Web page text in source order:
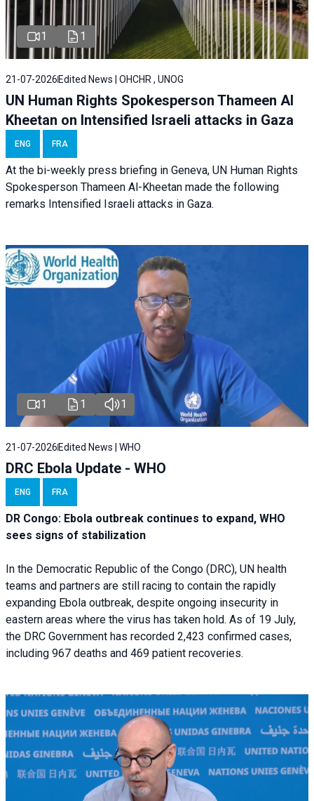
1 1
21-07-2026 Edited News | OHCHR , UNOG
UN Human Rights Spokesperson Thameen Al
Kheetan on Intensified Israeli attacks in Gaza
ENG FRA
At the bi-weekly press briefing in Geneva, UN Human Rights
Spokesperson Thameen Al-Kheetan made the following
remarks Intensified Israeli attacks in Gaza.
1 1 1
21-07-2026 Edited News | WHO
DRC Ebola Update - WHO
ENG FRA
DR Congo: Ebola outbreak continues to expand, WHO
sees signs of stabilization
In the Democratic Republic of the Congo (DRC), UN health
teams and partners are still racing to contain the rapidly
expanding Ebola outbreak, despite ongoing insecurity in
eastern areas where the virus has taken hold. As of 19 July,
the DRC Government has recorded 2,423 confirmed cases,
including 967 deaths and 469 patient recoveries.